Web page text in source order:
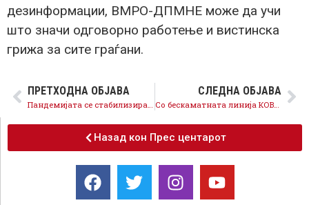
дезинформации, ВМРО-ДПМНЕ може да учи
што значи одговорно работење и вистинска
грижа за сите граѓани.
ПРЕТХОДНА ОБЈАВА
Пандемијата се стабилизира, следува вакцинацијата како последната фаза од борбата против коронавирусот
СЛЕДНА ОБЈАВА
Со бескаматната линија КОВИД 3 одобрени 1.276 барања за кредити во вредност од 14,7 милиони евра, поддршката за стопанството продолжува
Назад кон Прес центарот